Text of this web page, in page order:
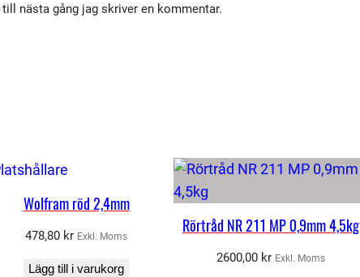
nästa gång jag skriver en kommentar.
Wolfram röd 2,4mm
478,80 kr Exkl. Moms
Lägg till i varukorg
Rörtråd NR 211 MP 0,9mm 4,5kg
2600,00 kr Exkl. Moms